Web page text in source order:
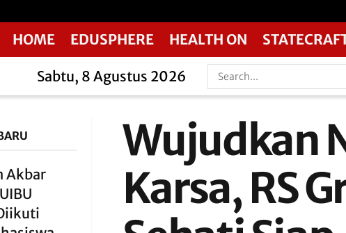
HOME EDUSPHERE HEALTH ON
Sabtu, 8 Agustus 2026
Wujudkan
Karsa, RS
Akbar